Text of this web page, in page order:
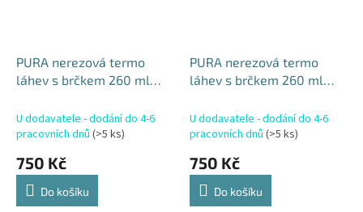
PURA nerezová termo
láhev s brčkem 260 ml
U dodavatele - dodání do 4-6
pracovních dnů (>5 ks)
750 Kč
Do košíku
PURA nerezová termo
láhev s brčkem 260 ml
U dodavatele - dodání do 4-6
pracovních dnů (>5 ks)
750 Kč
Do košíku